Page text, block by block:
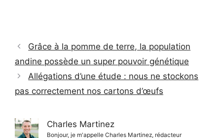
Grâce à la pomme de terre, la population
andine possède un super pouvoir génétique
Allégations d’une étude : nous ne stockons
pas correctement nos cartons d’œufs
Charles Martinez
Bonjour, je m'appelle Charles Martinez, rédacteur